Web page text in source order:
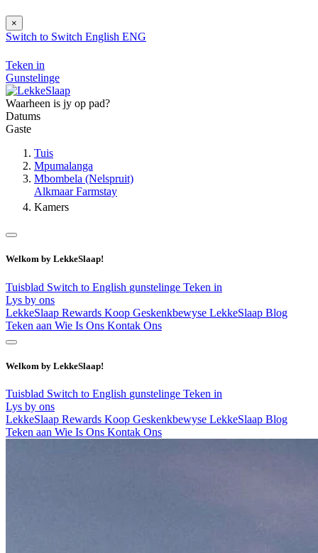
×
Switch to Switch English ENG
Teken in
Gunstelinge
Waarheen is jy op pad?
Datums
Gaste
Tuis
Mpumalanga
Mbombela (Nelspruit)
Alkmaar Farmstay
Kamers
Welkom by LekkeSlaap!
Tuisblad Switch to English gunstelinge Teken in
Lys by ons
LekkeSlaap Rewards Koop Geskenkbewyse LekkeSlaap Blog
Teken aan Wie Is Ons Kontak Ons
Welkom by LekkeSlaap!
Tuisblad Switch to English gunstelinge Teken in
Lys by ons
LekkeSlaap Rewards Koop Geskenkbewyse LekkeSlaap Blog
Teken aan Wie Is Ons Kontak Ons